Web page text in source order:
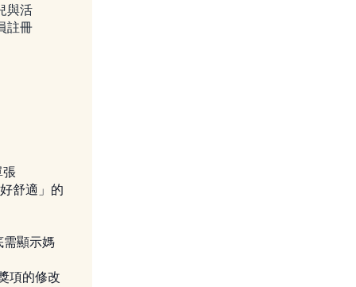
與活
註冊
張
舒適」的
顯示媽
項的修改